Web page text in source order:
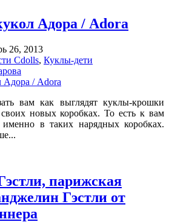
Адора / Adora
26, 2013
Cdolls, Куклы-дети
вам как выглядят куклы-крошки
новых коробках. То есть к вам
именно в таких нарядных коробках.
парижская
Гэстли от